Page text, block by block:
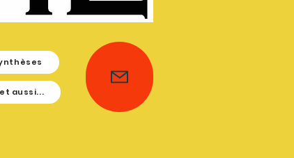
et aussi...